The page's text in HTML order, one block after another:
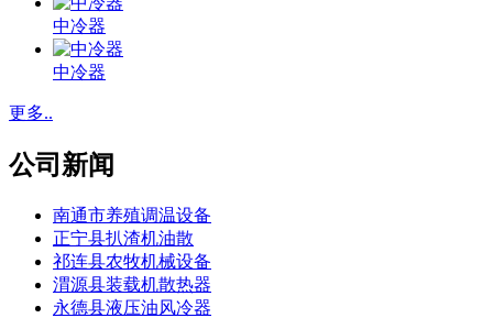
中冷器
中冷器
更多..
公司新闻
南通市养殖调温设备
正宁县扒渣机油散
祁连县农牧机械设备
渭源县装载机散热器
永德县液压油风冷器